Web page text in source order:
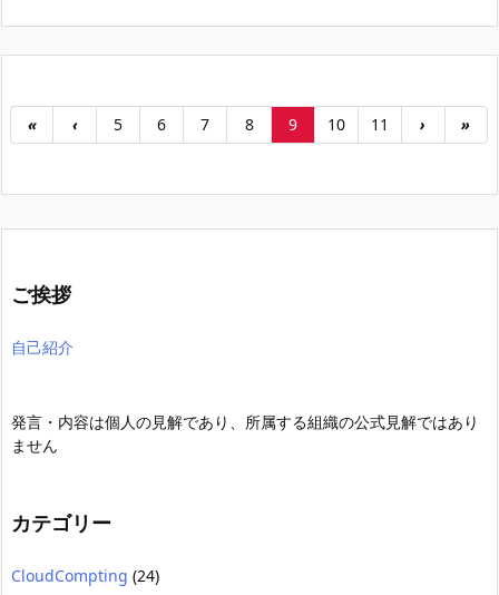
« ‹ 5 6 7 8 9 10 11 › »
ご挨拶
自己紹介
発言・内容は個人の見解であり、所属する組織の公式見解ではあり
ません
カテゴリー
CloudCompting (24)